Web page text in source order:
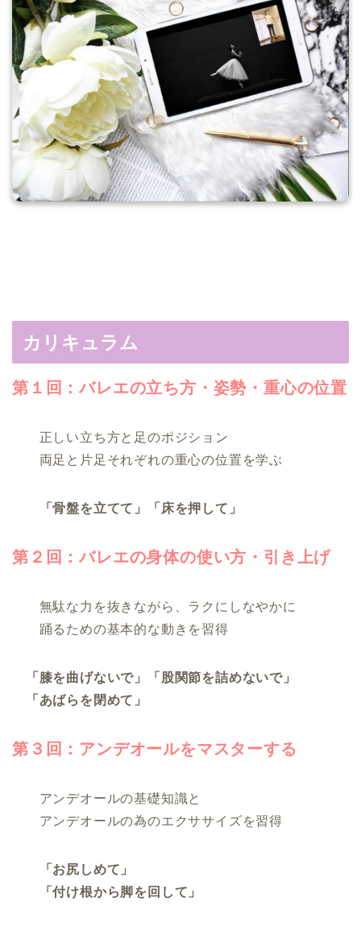
カリキュラム
第１回：バレエの立ち方・姿勢・重心の位置
正しい立ち方と足のポジション
両足と片足それぞれの重心の位置を学ぶ
「骨盤を立てて」「床を押して」
第２回：バレエの身体の使い方・引き上げ
無駄な力を抜きながら、ラクにしなやかに
踊るための基本的な動きを習得
「膝を曲げないで」「股関節を詰めないで」
「あばらを閉めて」
第３回：アンデオールをマスターする
アンデオールの基礎知識と
アンデオールの為のエクササイズを習得
「お尻しめて」
「付け根から脚を回して」